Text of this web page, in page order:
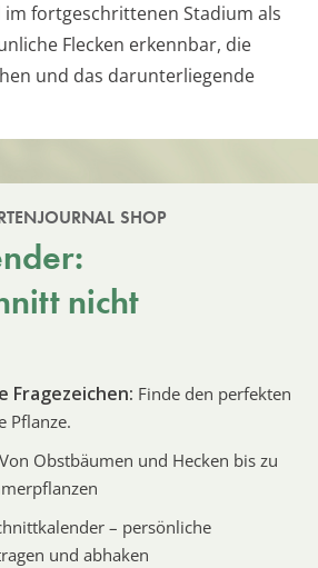
fortgeschrittenen Stadium als
Flecken erkennbar, die
und das darunterliegende
SHOP
nicht
Fragezeichen: Finde den perfekten
Pflanze.
Von Obstbäumen und Hecken bis zu
– persönliche
und abhaken